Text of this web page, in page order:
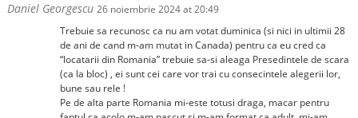
Daniel Georgescu 26 noiembrie 2024 at 20:49
Trebuie sa recunosc ca nu am votat duminica (si nici in ultimii 28
de ani de cand m-am mutat in Canada) pentru ca eu cred ca
“locatarii din Romania” trebuie sa-si aleaga Presedintele de scara
(ca la bloc) , ei sunt cei care vor trai cu consecintele alegerii lor,
bune sau rele !
Pe de alta parte Romania mi-este totusi draga, macar pentru